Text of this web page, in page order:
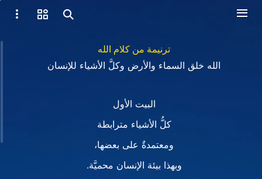
ترنيمة من كلام الله
الله خلق السماء والأرض وكلَّ الأشياء للإنسان
البيت الأول
كلُّ الأشياء مترابطة
ومعتمدةٌ على بعضها،
وبهذا بيئة الإنسان محميَّة.